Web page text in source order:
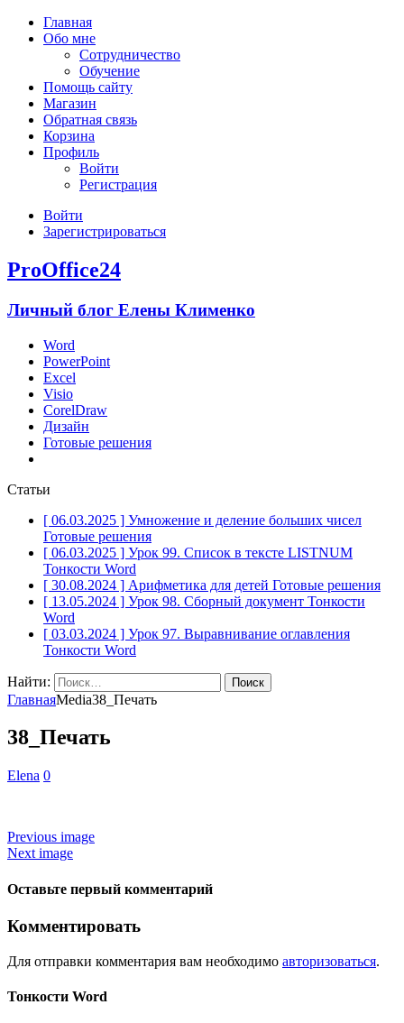
Главная
Обо мне
Сотрудничество
Обучение
Помощь сайту
Магазин
Обратная связь
Корзина
Профиль
Войти
Регистрация
Войти
Зарегистрироваться
ProOffice24
Личный блог Елены Клименко
Word
PowerPoint
Excel
Visio
CorelDraw
Дизайн
Готовые решения
Статьи
[ 06.03.2025 ] Умножение и деление больших чисел
Готовые решения
[ 06.03.2025 ] Урок 99. Список в тексте LISTNUM
Тонкости Word
[ 30.08.2024 ] Арифметика для детей Готовые решения
[ 13.05.2024 ] Урок 98. Сборный документ Тонкости
Word
[ 03.03.2024 ] Урок 97. Выравнивание оглавления
Тонкости Word
Найти:
ГлавнаяMedia38_Печать
38_Печать
Elena 0
Previous image
Next image
Оставьте первый комментарий
Комментировать
Для отправки комментария вам необходимо авторизоваться.
Тонкости Word